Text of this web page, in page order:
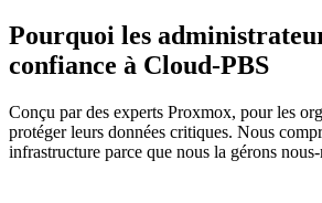
Pourquoi les
confiance à Cloud-PBS
Conçu par des experts Proxmox, pour les
protéger leurs données critiques. Nous
infrastructure parce que nous la gérons nous-